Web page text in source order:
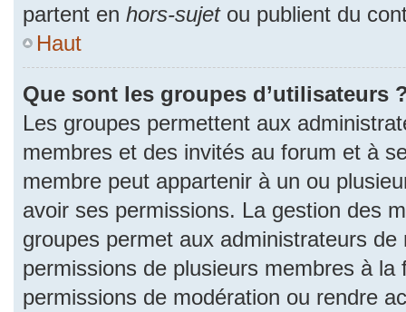
partent en hors-sujetou publient du
Haut
Que sont les groupes d’utilisateurs
Les groupes permettent aux
membres et des invités au forum et à
membre peut appartenir à un ou
avoir ses permissions. La gestion des
groupes permet aux administrateurs
permissions de plusieurs membres à la
permissions de modération ou rendre